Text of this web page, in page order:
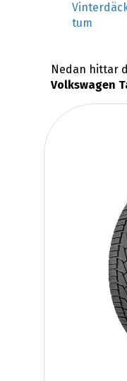
tum
Nedan hittar
Volkswagen